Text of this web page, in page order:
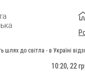
шлях до світла - в Україні
10:20, 22